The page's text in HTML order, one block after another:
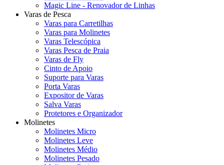
Magic Line - Renovador de Linhas
Varas de Pesca
Varas para Carretilhas
Varas para Molinetes
Varas Telescópica
Varas Pesca de Praia
Varas de Fly
Cinto de Apoio
Suporte para Varas
Porta Varas
Expositor de Varas
Salva Varas
Protetores e Organizador
Molinetes
Molinetes Micro
Molinetes Leve
Molinetes Médio
Molinetes Pesado